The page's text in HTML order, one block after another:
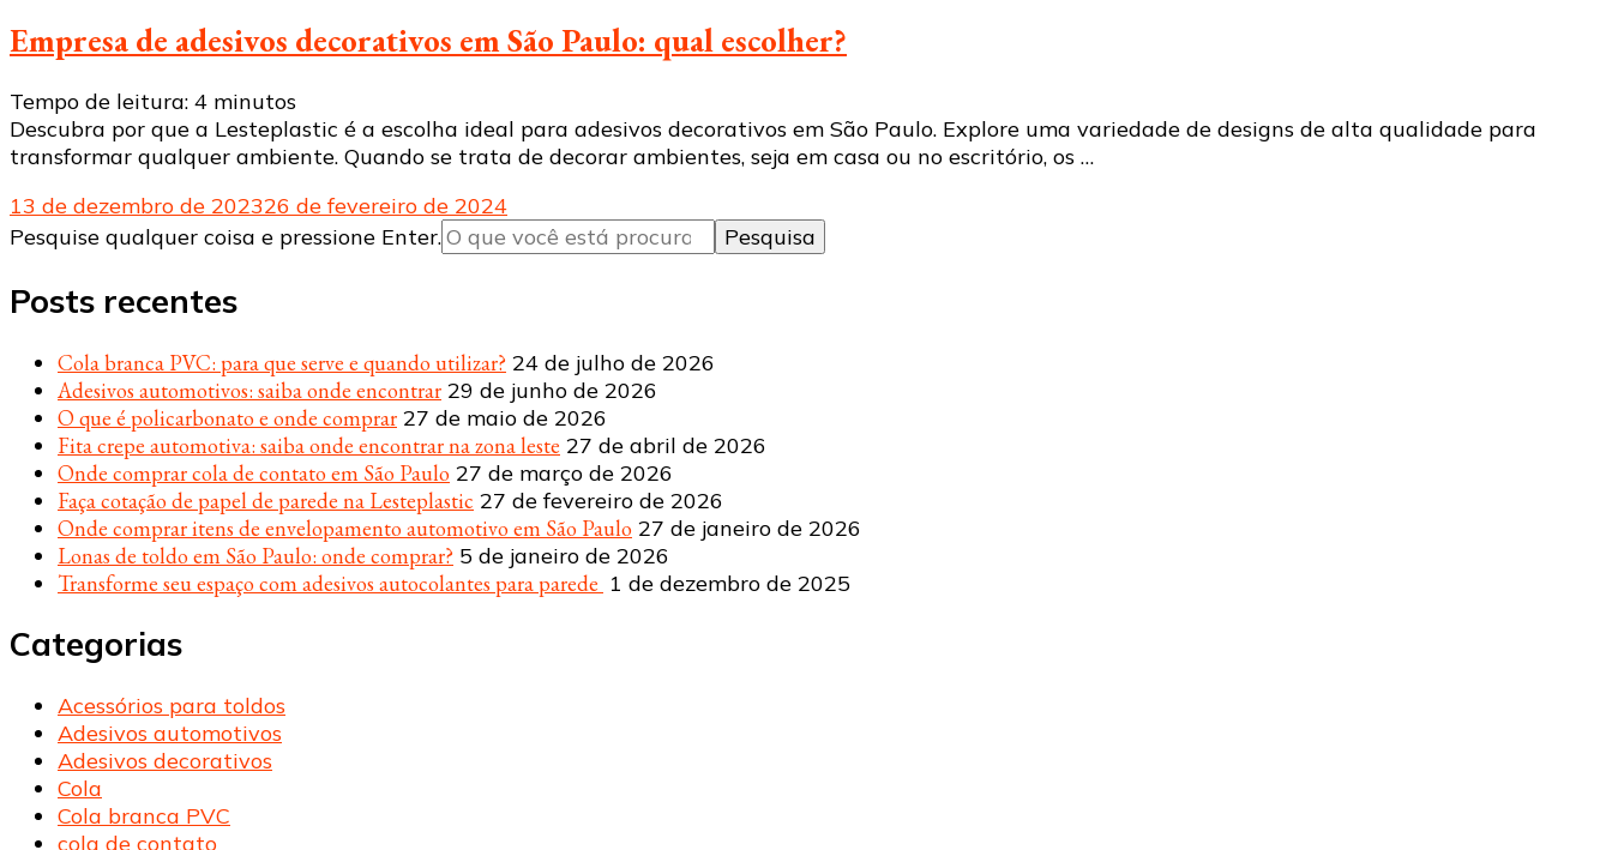
Empresa de adesivos decorativos em São Paulo: qual escolher?
Tempo de leitura: 4 minutos
Descubra por que a Lesteplastic é a escolha ideal para adesivos decorativos em São Paulo. Explore uma variedade de designs de alta qualidade para
transformar qualquer ambiente. Quando se trata de decorar ambientes, seja em casa ou no escritório, os …
13 de dezembro de 202326 de fevereiro de 2024
Procurando
Pesquise qualquer coisa e pressione Enter.
Posts recentes
Cola branca PVC: para que serve e quando utilizar? 24 de julho de 2026
Adesivos automotivos: saiba onde encontrar 29 de junho de 2026
O que é policarbonato e onde comprar 27 de maio de 2026
Fita crepe automotiva: saiba onde encontrar na zona leste 27 de abril de 2026
Onde comprar cola de contato em São Paulo 27 de março de 2026
Faça cotação de papel de parede na Lesteplastic 27 de fevereiro de 2026
Onde comprar itens de envelopamento automotivo em São Paulo 27 de janeiro de 2026
Lonas de toldo em São Paulo: onde comprar? 5 de janeiro de 2026
Transforme seu espaço com adesivos autocolantes para parede 1 de dezembro de 2025
Categorias
Acessórios para toldos
Adesivos automotivos
Adesivos decorativos
Cola
Cola branca PVC
cola de contato